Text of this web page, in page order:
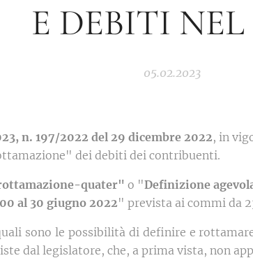
E DEBITI NEL
05.02.2023
n. 197/2022 del 29 dicembre 2022, in
dei debiti dei contribuenti.
quater" o "Definizione
al 30 giugno 2022" prevista ai commi da
sono le possibilità di definire e
dal legislatore, che, a prima vista, non